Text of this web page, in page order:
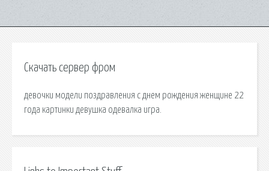
Скачать сервер фром
девочки модели поздравления с днем рождения женщине 22
года картинки девушка одевалка игра.